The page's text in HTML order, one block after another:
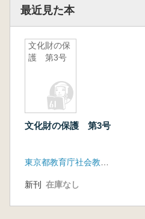
最近見た本
文化財の保
護 第3号
文化財の保護 第3号
東京都教育庁社会教育部
新刊 在庫なし